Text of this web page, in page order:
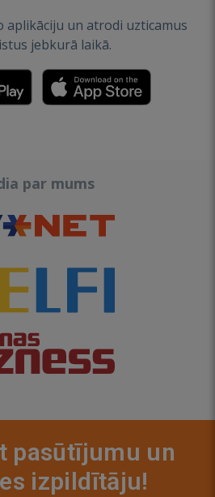
aplikāciju un atrodi uzticamus
jebkurā laikā.
par mums
pasūtījumu un
izpildītāju!